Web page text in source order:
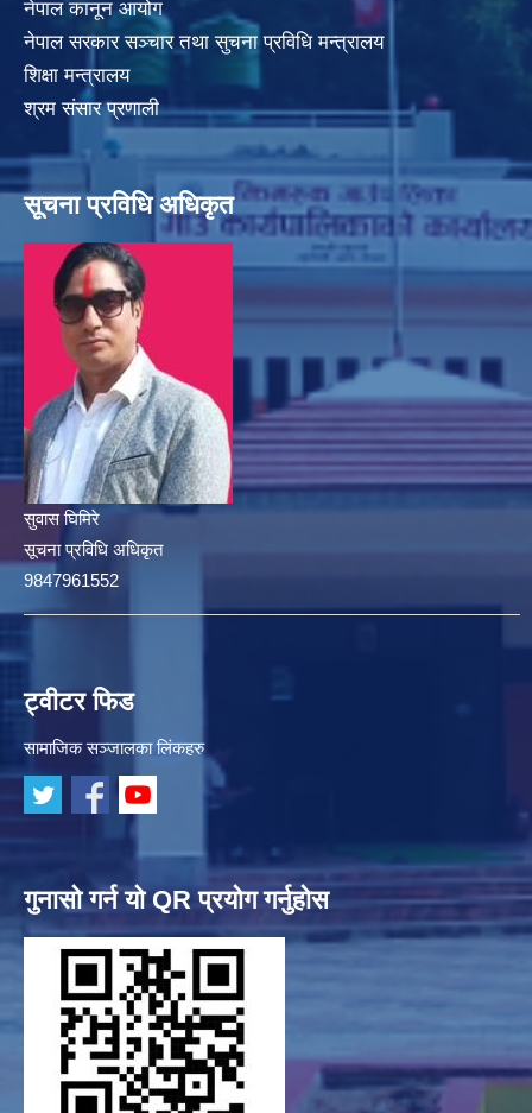
नेपाल कानून आयोग
नेपाल सरकार सञ्चार तथा सुचना प्रविधि मन्त्रालय
शिक्षा मन्त्रालय
श्रम संसार प्रणाली
सूचना प्रविधि अधिकृत
सुवास घिमिरे
सूचना प्रविधि अधिकृत
9847961552
ट्वीटर फिड
सामाजिक सञ्जालका लिंकहरु
गुनासो गर्न यो QR प्रयोग गर्नुहोस